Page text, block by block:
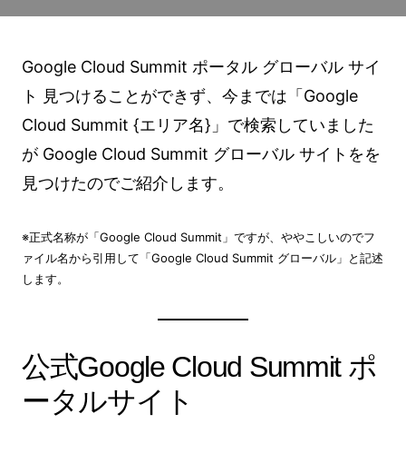
Google Cloud Summit ポータル グローバル サイ
ト 見つけることができず、今までは「Google
Cloud Summit {エリア名}」で検索していました
が Google Cloud Summit グローバル サイトをを
見つけたのでご紹介します。
※正式名称が「Google Cloud Summit」ですが、ややこしいのでフ
ァイル名から引用して「Google Cloud Summit グローバル」と記述
します。
公式Google Cloud Summit ポ
ータルサイト